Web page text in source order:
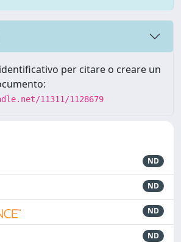
per citare o creare un
11311/1128679
ND
ND
ND
ND